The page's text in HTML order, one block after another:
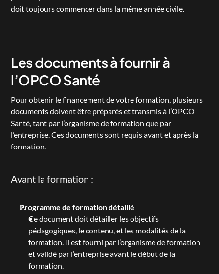
doit toujours commencer dans la même année civile.
Les documents à fournir à
l’OPCO Santé
Pour obtenir le financement de votre formation, plusieurs
documents doivent être préparés et transmis à l’OPCO
Santé, tant par l’organisme de formation que par
l’entreprise. Ces documents sont requis avant et après la
formation.
Avant la formation :
Programme de formation détaillé
Ce document doit détailler les objectifs
pédagogiques, le contenu, et les modalités de la
formation. Il est fourni par l’organisme de formation
et validé par l’entreprise avant le début de la
formation.